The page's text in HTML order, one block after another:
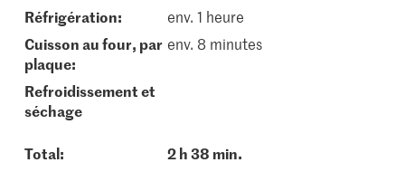
réfrigération:
env. 1 heure
cuisson au four, par
plaque:
env. 8 minutes
refroidissement et
séchage
Total: 2 h 38 min.